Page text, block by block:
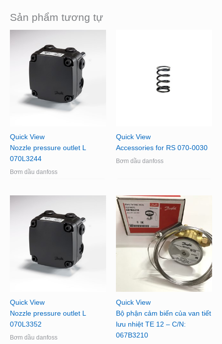
Sản phẩm tương tự
Quick View
Nozzle pressure outlet L
070L3244
Bơm dầu danfoss
Quick View
Accessories for RS 070-0030
Bơm dầu danfoss
Quick View
Nozzle pressure outlet L
070L3352
Bơm dầu danfoss
Quick View
Bộ phận cảm biến của van tiết
lưu nhiệt TE 12 – C/N:
067B3210